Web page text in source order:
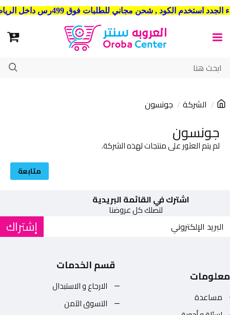
شحن مجاني للطلبات فوق 499رس داخل الرياض . وشحن الي جميع مدن المملكة العربية السعودية
الشركة جونسون
جونسون
لم يتم العثور على منتجات لهذه الشركة.
متابعة
اشترك في القائمة البريدية
لتصلك كل عروضنا
إشتراك
معلومات
مساعدة
قسم الخدمات
الارجاع و الاستبدال
التسوق الآمن